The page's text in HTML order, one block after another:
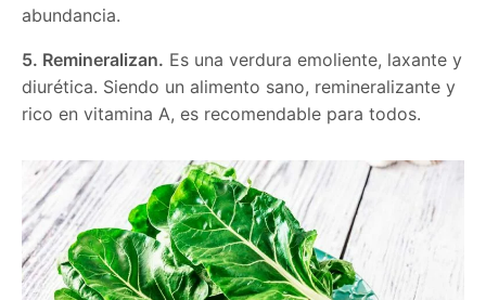
abundancia.
5. Remineralizan. Es una verdura emoliente, laxante y
diurética. Siendo un alimento sano, remineralizante y
rico en vitamina A, es recomendable para todos.